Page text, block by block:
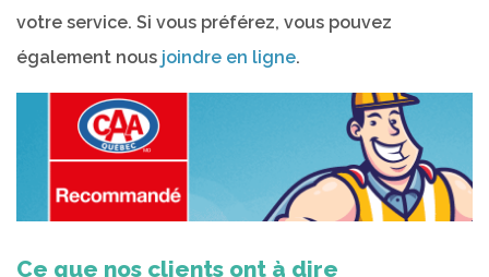
votre service. Si vous préférez, vous pouvez
également nous joindre en ligne.
Ce que nos clients ont à dire